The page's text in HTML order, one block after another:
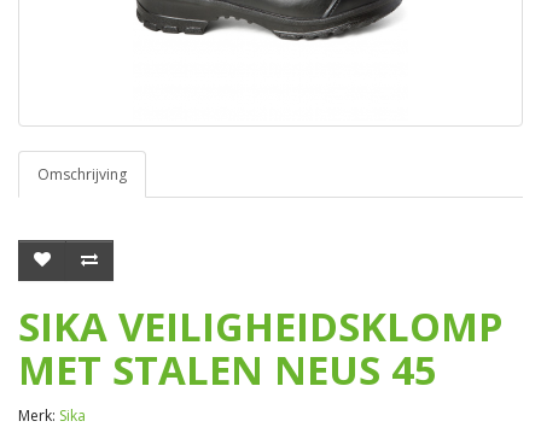
Omschrijving
SIKA VEILIGHEIDSKLOMP
MET STALEN NEUS 45
Merk: Sika